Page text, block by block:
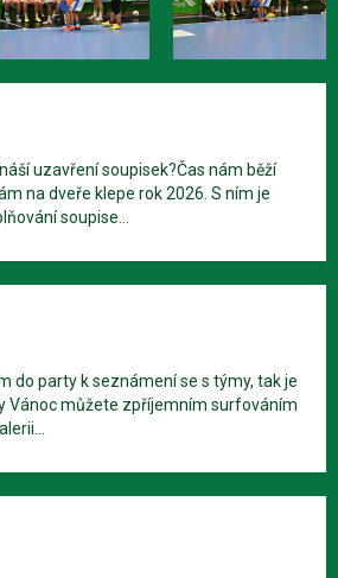
uzavření soupisek?Čas nám běží
na dveře klepe rok 2026. S ním je
soupise...
do party k seznámení se s týmy, tak je
Vánoc můžete zpříjemním surfováním